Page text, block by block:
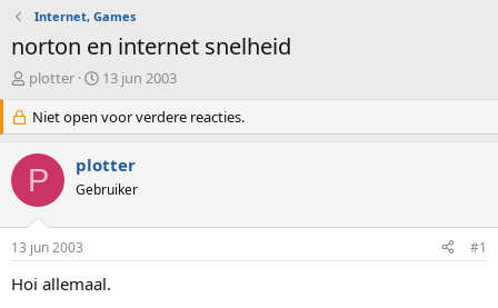
Internet, Games
norton en internet snelheid
O
d
e
r
w
e
p
s
t
a
plotter
S
a
r
t
d
a
m
13 jun 2003
Niet open voor verdere reacties.
P plotter
Gebruiker
13 jun 2003 #1
Hoi allemaal.